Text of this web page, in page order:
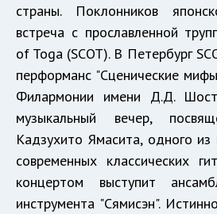
страны. Поклонников
встреча с прославленной
of Toga (SCOT). В Петербург
перформанс "Сценические
Филармонии имени Д.Д.
музыкальный вечер,
Кадзухито Ямасита, одного
современных классических
концертом выступит
инструмента "Сямисэн".